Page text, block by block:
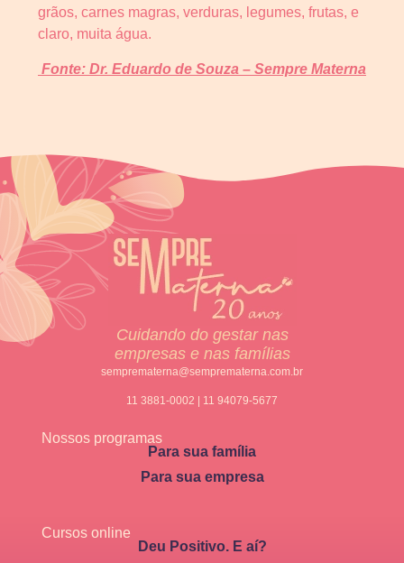
grãos, carnes magras, verduras, legumes, frutas, e
claro, muita água.
Fonte: Dr. Eduardo de Souza – Sempre Materna
Cuidando do gestar nas
empresas e nas famílias
semprematerna@semprematerna.com.br
11 3881-0002 | 11 94079-5677
Nossos programas
Para sua família
Para sua empresa
Cursos online
Deu Positivo. E aí?